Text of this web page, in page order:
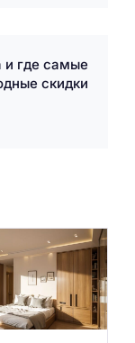
и где самые
скидки